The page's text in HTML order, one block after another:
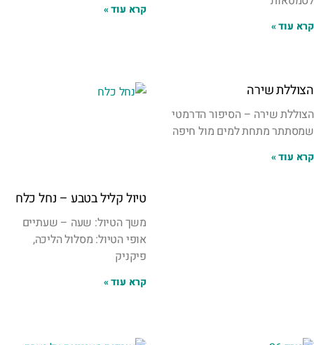
קרא עוד »
קרא עוד »
הצוללת שירה
הצוללת שירה – הסיפור הדרמטי
שמסתתר מתחת למים מול חיפה
קרא עוד »
טיול קליל בטבע – נחל כלח
משך הטיול: שעה – שעתיים
אופי הטיול: מסלול הליכה,
פיקניק
קרא עוד »